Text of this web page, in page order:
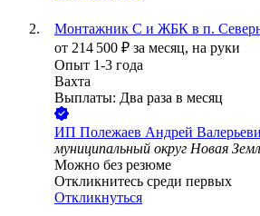
Монтажник С и ЖБК в п.
от 214 500 ₽ за месяц, на руки
Опыт 1-3 года
Вахта
Выплаты: Два раза в месяц
ИП Полежаев Андрей
муниципальный округ Новая
Можно без резюме
Откликнитесь среди первых
Откликнуться